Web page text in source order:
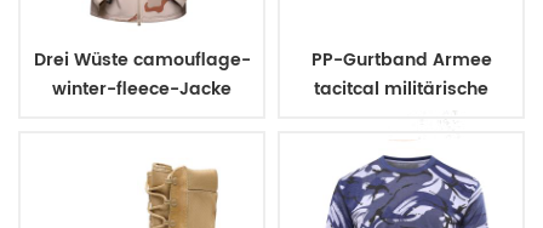
Drei Wüste camouflage-
winter-fleece-Jacke
PP-Gurtband Armee
tacitcal militärische